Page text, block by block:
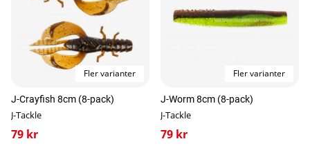
Fler varianter
J-Crayfish 8cm (8-pack)
J-Tackle
79 kr
Fler varianter
J-Worm 8cm (8-pack)
J-Tackle
79 kr